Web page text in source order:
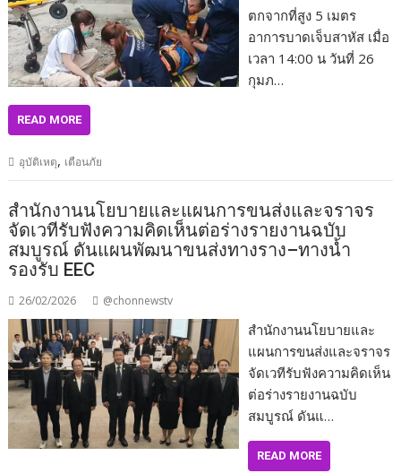
ตกจากที่สูง 5 เมตร
อาการบาดเจ็บสาหัส เมื่อ
เวลา 14:00 น วันที่ 26
กุมภ…
READ MORE
อุบัติเหตุ, เตือนภัย
สำนักงานนโยบายและแผนการขนส่งและจราจร
จัดเวทีรับฟังความคิดเห็นต่อร่างรายงานฉบับ
สมบูรณ์ ดันแผนพัฒนาขนส่งทางราง–ทางน้ำ
รองรับ EEC
26/02/2026 @chonnewstv
สำนักงานนโยบายและ
แผนการขนส่งและจราจร
จัดเวทีรับฟังความคิดเห็น
ต่อร่างรายงานฉบับ
สมบูรณ์ ดันแ…
READ MORE